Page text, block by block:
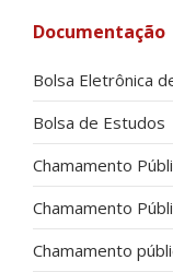
Documentação
Bolsa Eletrônica
Bolsa de Estudos
Chamamento
Chamamento
Chamamento